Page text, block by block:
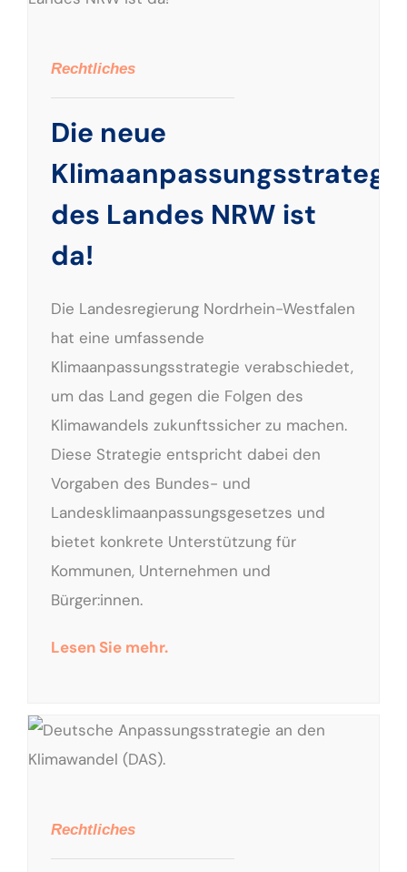
Rechtliches
Die neue
des Landes NRW ist
da!
Die Landesregierung Nordrhein-Westfalen
hat eine umfassende
Klimaanpassungsstrategie verabschiedet,
um das Land gegen die Folgen des
Klimawandels zukunftssicher zu machen.
Diese Strategie entspricht dabei den
Vorgaben des Bundes- und
Landesklimaanpassungsgesetzes und
bietet konkrete Unterstützung für
Kommunen, Unternehmen und
Bürger:innen.
Lesen Sie mehr.
Rechtliches